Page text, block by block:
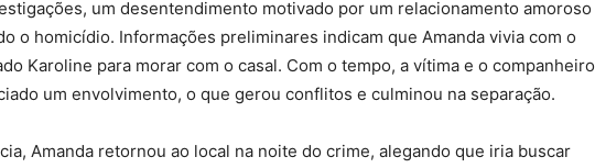
um desentendimento motivado por um relacionamento amoroso
o homicídio. Informações preliminares indicam que Amanda vivia com o
Karoline para morar com o casal. Com o tempo, a vítima e o companheiro
um envolvimento, o que gerou conflitos e culminou na separação.
Amanda retornou ao local na noite do crime, alegando que iria buscar